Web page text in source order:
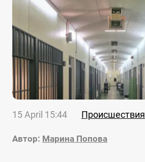
15 April 15:44 Происшествия
Автор: Марина Попова